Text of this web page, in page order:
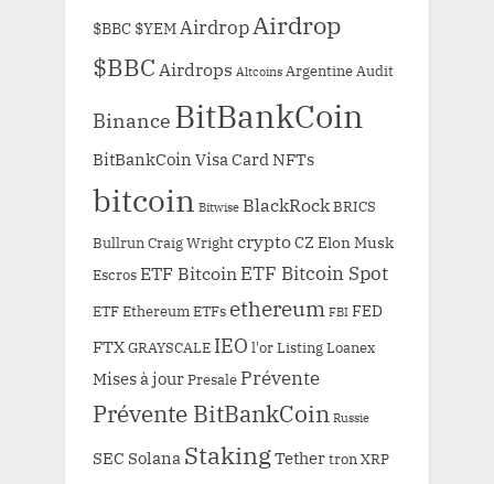
$BBC $YEMAirdropAirdrop
$BBCAirdrops Altcoins ArgentineAudit
Binance BitBankCoin
BitBankCoin Visa Card NFTs
bitcoin Bitwise BlackRockBRICS
BullrunCraig WrightcryptoCZ Elon Musk
EscrosETF Bitcoin ETF Bitcoin Spot
ETF EthereumETFs ethereum FBI FED
FTXGRAYSCALE IEO l'orListingLoanex
Mises à jourPresale Prévente
Prévente BitBankCoin Russie
SEC Solana StakingTethertronXRP